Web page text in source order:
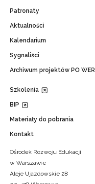
Patronaty
Aktualności
Kalendarium
Sygnaliści
Archiwum projektów PO WER
Szkolenia
BIP
Materiały do pobrania
Kontakt
Ośrodek Rozwoju Edukacji
w Warszawie
Aleje Ujazdowskie 28